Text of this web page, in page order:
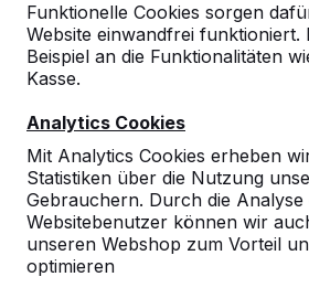
Funktionelle Cookies sorgen
Website einwandfrei funktioniert.
Beispiel an die Funktionalitäten
Kasse.
Analytics Cookies
Mit Analytics Cookies erheben
Statistiken über die Nutzung
Gebrauchern. Durch die Analyse
Websitebenutzer können wir
unseren Webshop zum Vorteil
optimieren
10
und ganz kurzfristig geliefert
Alles hat super geklappt! Die
super!
Schwindt, Vorsitzender des
Fördervereins Gymnasium